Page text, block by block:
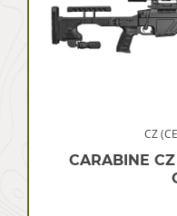
CZ
CARABINE